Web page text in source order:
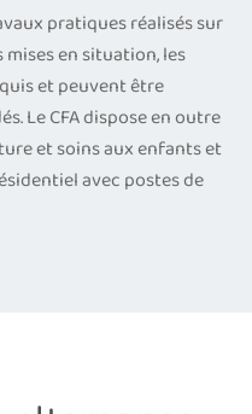
pratiques réalisés sur
en situation, les
et peuvent être
Le CFA dispose en outre
et soins aux enfants et
avec postes de